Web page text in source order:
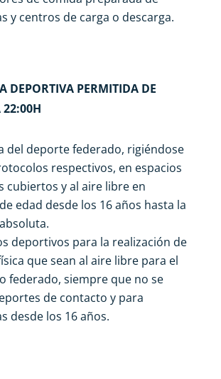
y centros de carga o descarga.
DEPORTIVA PERMITIDA DE
22:00H
del deporte federado, rigiéndose
respectivos, en espacios
cubiertos y al aire libre en
edad desde los 16 años hasta la
deportivos para la realización de
que sean al aire libre para el
federado, siempre que no se
de contacto y para
desde los 16 años.